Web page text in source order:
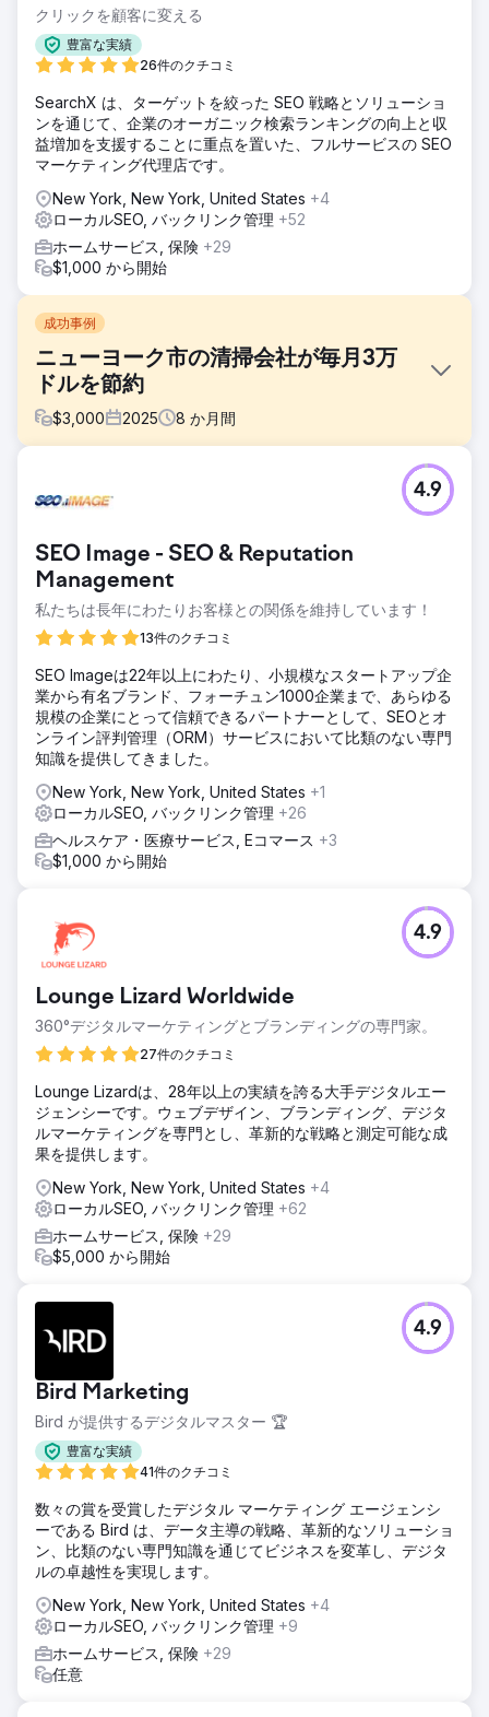
クリックを顧客に変える
豊富な実績
26件のクチコミ
SearchX は、ターゲットを絞った SEO 戦略とソリューショ
ンを通じて、企業のオーガニック検索ランキングの向上と収
益増加を支援することに重点を置いた、フルサービスの SEO
マーケティング代理店です。
New York, New York, United States +4
ローカルSEO, バックリンク管理 +52
ホームサービス, 保険 +29
$1,000 から開始
成功事例
ニューヨーク市の清掃会社が毎月3万
ドルを節約
$3,000 2025 8 か月間
ニューヨークにある清掃会社は、顧客獲得のため、毎月数万
ドルをGoogle広告に費やしていました。しかし、大きな事
り、収益の大幅な減少につながっていました。クライアント
は、リード単価（CPI）を下げ、収益の向上を支援してくれ
るマーケティングチームを探していました。
ソリューション
底的に最適化しました。お客様の市場において、高い取引意
欲を持つ適切なキーワードを最適化しました。ウェブサイ
ト、GMB、そしてオフページSEO戦略を通じた最適化によ
り、Googleに明確なシグナルを送ることができました。こ
れにより、Googleはどの検索キーワードで当社のサービス
ンクインすることができました。
結果
ニューヨークにあるこの清掃会社（Cleanzilla Cleaning）
は、顧客獲得のためにGoogle広告に毎月数万ドルを費やし
獲得できるようになりました。獲得していたリード数を単に
置き換えるだけでなく、リード数を27%も増加させました。
しかも、コストは大幅に削減されました。この会社は、この
になりました。
エージェンシーページに移動
SEO Image - SEO & Reputation
Management
私たちは長年にわたりお客様との関係を維持しています！
13件のクチコミ
4.9
SEO Imageは22年以上にわたり、小規模なスタートアップ企
業から有名ブランド、フォーチュン1000企業まで、あらゆる
規模の企業にとって信頼できるパートナーとして、SEOとオ
ンライン評判管理（ORM）サービスにおいて比類のない専門
知識を提供してきました。
New York, New York, United States +1
ローカルSEO, バックリンク管理 +26
ヘルスケア・医療サービス, Eコマース +3
$1,000 から開始
Lounge Lizard Worldwide
360°デジタルマーケティングとブランディングの専門家。
27件のクチコミ
4.9
Lounge Lizardは、28年以上の実績を誇る大手デジタルエー
ジェンシーです。ウェブデザイン、ブランディング、デジタ
ルマーケティングを専門とし、革新的な戦略と測定可能な成
果を提供します。
New York, New York, United States +4
ローカルSEO, バックリンク管理 +62
ホームサービス, 保険 +29
$5,000 から開始
Bird Marketing
Bird が提供するデジタルマスター 🏆
豊富な実績
41件のクチコミ
4.9
数々の賞を受賞したデジタル マーケティング エージェンシ
ーである Bird は、データ主導の戦略、革新的なソリューショ
ン、比類のない専門知識を通じてビジネスを変革し、デジタ
ルの卓越性を実現します。
New York, New York, United States +4
ローカルSEO, バックリンク管理 +9
ホームサービス, 保険 +29
任意